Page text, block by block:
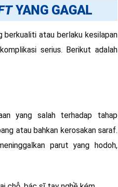
YANG GAGAL
berkualiti atau berlaku kesilapan
serius. Berikut adalah
yang salah terhadap tahap
atau bahkan kerosakan saraf.
parut yang hodoh,